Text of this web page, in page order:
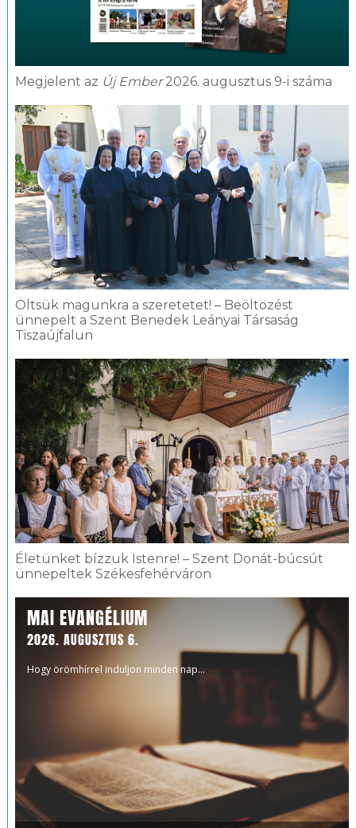
Megjelent az Új Ember2026. augusztus 9-i száma
Öltsük magunkra a szeretetet! – Beöltözést
ünnepelt a Szent Benedek Leányai Társaság
Tiszaújfalun
Életünket bízzuk Istenre! – Szent Donát-búcsút
ünnepeltek Székesfehérváron
MAI EVANGÉLIUM
2026. AUGUSZTUS 6.
Hogy örömhírrel induljon minden nap...